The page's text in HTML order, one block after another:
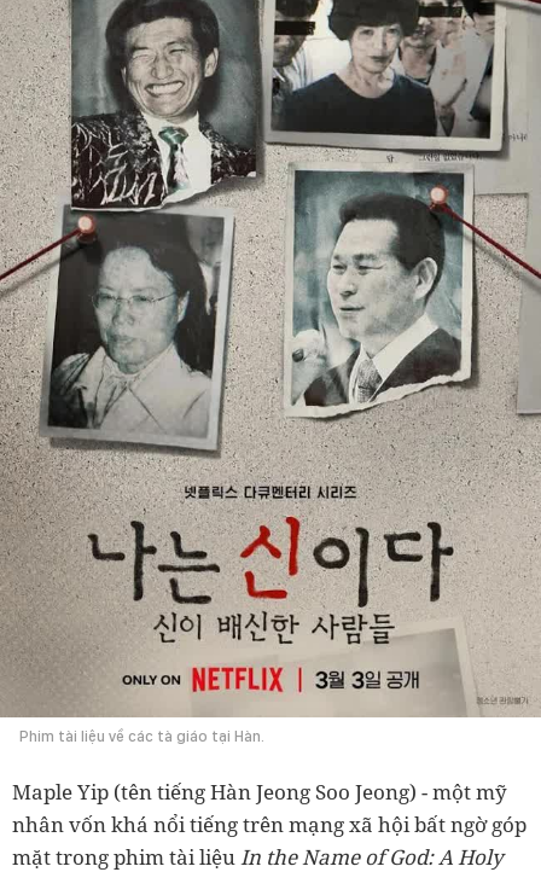
Phim tài liệu về các tà giáo tại Hàn.
Maple Yip (tên tiếng Hàn Jeong Soo Jeong) - một mỹ
nhân vốn khá nổi tiếng trên mạng xã hội bất ngờ góp
mặt trong phim tài liệuIn the Name of God: A Holy